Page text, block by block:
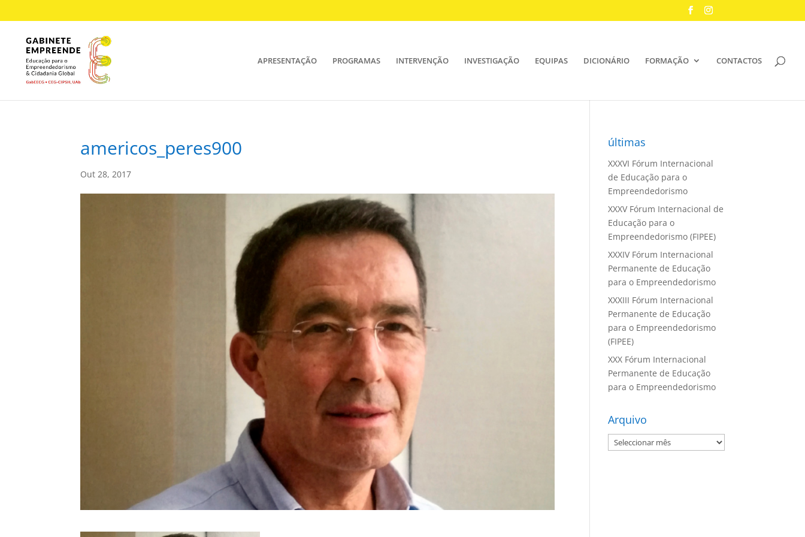
APRESENTAÇÃO PROGRAMAS INTERVENÇÃO INVESTIGAÇÃO EQUIPAS DICIONÁRIO FORMAÇÃO CONTACTOS
americos_peres900
Out 28, 2017
últimas
XXXVI Fórum Internacional
de Educação para o
Empreendedorismo
XXXV Fórum Internacional de
Educação para o
Empreendedorismo (FIPEE)
XXXIV Fórum Internacional
Permanente de Educação
para o Empreendedorismo
XXXIII Fórum Internacional
Permanente de Educação
para o Empreendedorismo
(FIPEE)
XXX Fórum Internacional
Permanente de Educação
para o Empreendedorismo
Arquivo
Arquivo